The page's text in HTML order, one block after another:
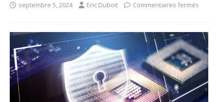
septembre 5, 2024 Eric Duboit Commentaires fermés